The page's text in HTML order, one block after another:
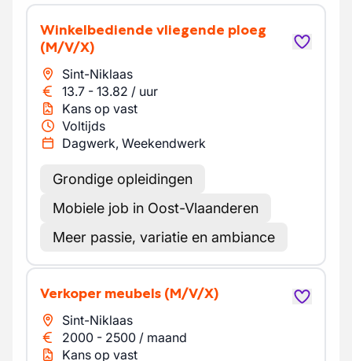
Winkelbediende vliegende ploeg
(M/V/X)
Sint-Niklaas
13.7 - 13.82 / uur
Kans op vast
Voltijds
Dagwerk, Weekendwerk
Grondige opleidingen
Mobiele job in Oost-Vlaanderen
Meer passie, variatie en ambiance
Verkoper meubels (M/V/X)
Sint-Niklaas
2000 - 2500 / maand
Kans op vast